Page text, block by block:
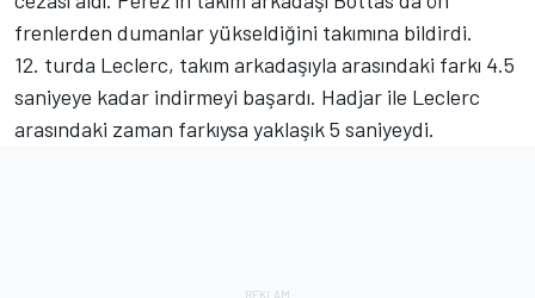
frenlerden dumanlar yükseldiğini takımına bildirdi.
12. turda Leclerc, takım arkadaşıyla arasındaki farkı 4.5
saniyeye kadar indirmeyi başardı. Hadjar ile Leclerc
arasındaki zaman farkıysa yaklaşık 5 saniyeydi.